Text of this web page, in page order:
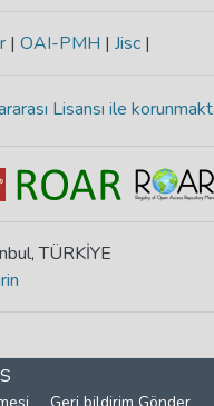
| OAI-PMH | Jisc |
Lisansı ile
TÜRKİYE